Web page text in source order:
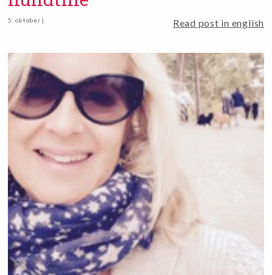
5. oktober | Read post in english